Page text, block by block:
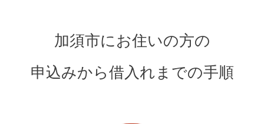
加須市にお住いの方の
申込みから借入れまでの手順